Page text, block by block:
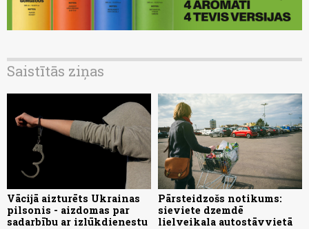
Saistītās ziņas
Vācijā aizturēts Ukrainas
pilsonis - aizdomas par
sadarbību ar izlūkdienestu
Pārsteidzošs notikums:
sieviete dzemdē
lielveikala autostāvvietā